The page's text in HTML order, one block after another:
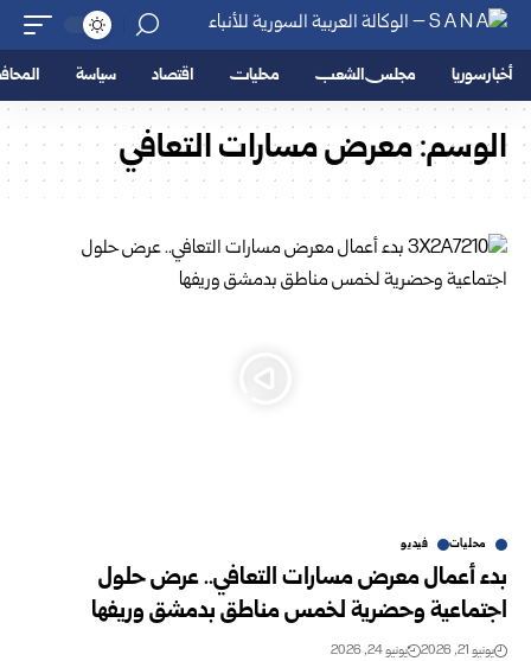
أخبار سوريا مجلس الشعب محليات اقتصاد سياسة
الوسم:معرض مسارات التعافي
محليات فيديو
بدء أعمال معرض مسارات التعافي.. عرض حلول
اجتماعية وحضرية لخمس مناطق بدمشق وريفها
يونيو 21, 2026 يونيو 24, 2026